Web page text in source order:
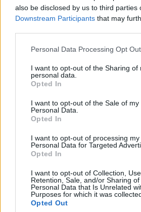
also be disclosed by us to third parties
Downstream Participants that may
Personal Data Processing Opt
I want to opt-out of the Sharing of
personal data.
Opted In
I want to opt-out of the Sale of my
Personal Data.
Opted In
I want to opt-out of processing my
Personal Data for Targeted
Opted In
I want to opt-out of Collection, Use,
Retention, Sale, and/or Sharing of
Personal Data that Is Unrelated
Purposes for which it was
Opted Out
Örökségvédelem – Fokról fokra
Újabb településekkel lépett előre
kiterjedő állomásfelújítási program